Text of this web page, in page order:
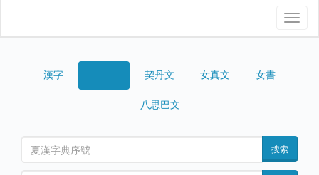
漢字 契丹文 女真文 女書
八思巴文
搜索